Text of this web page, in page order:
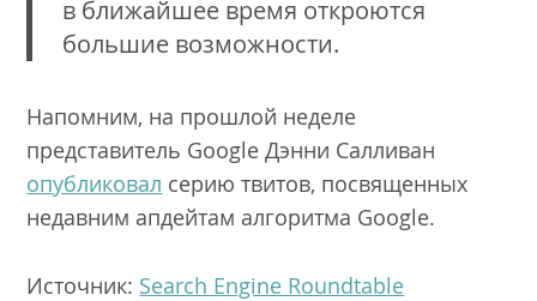
в ближайшее время откроются
большие возможности.
Напомним, на прошлой неделе
представитель Google Дэнни Салливан
опубликовал серию твитов, посвященных
недавним апдейтам алгоритма Google.
Источник: Search Engine Roundtable